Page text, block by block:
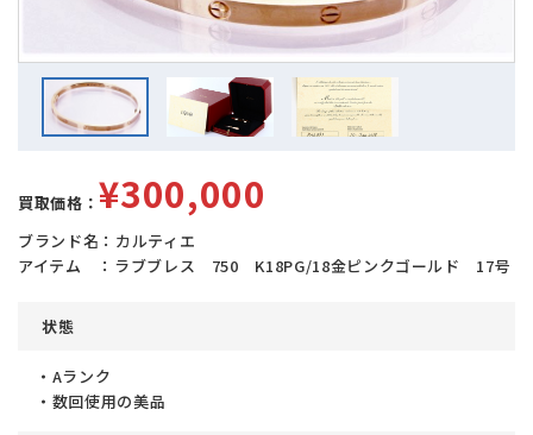
買取価格： ¥300,000
ブランド名：カルティエ
アイテム ：ラブブレス 750 K18PG/18金ピンクゴールド 17号
状態
・Aランク
・数回使用の美品